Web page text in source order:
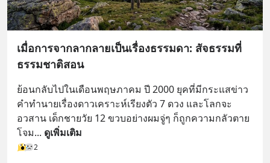
เมื่อการจากลากลายเป็นเรื่องธรรมดา: สัจธรรมที่
ธรรมชาติสอน
ย้อนกลับไปในเดือนพฤษภาคม ปี 2000 ยุคที่มีกระแสข่าว
คำทำนายเรื่องดาวเคราะห์เรียงตัว 7 ดวง และโลกจะ
อวสาน เด็กชายวัย 12 ขวบอย่างผมจู่ๆ ก็ถูกความกลัวตาย
โจม... ดูเพิ่มเติม
2